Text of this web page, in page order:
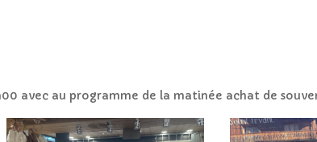
avec au programme de la matinée achat de